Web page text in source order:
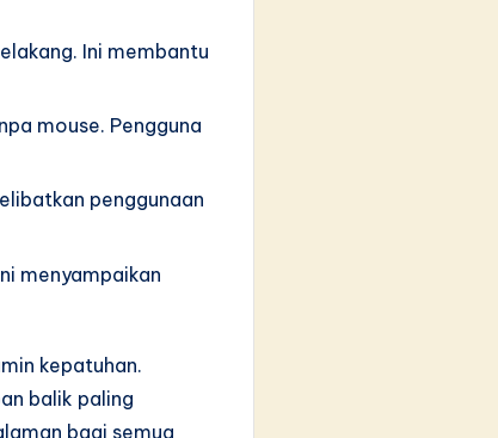
Ini membantu
mouse. Pengguna
penggunaan
menyampaikan
kepatuhan.
balik paling
bagi semua